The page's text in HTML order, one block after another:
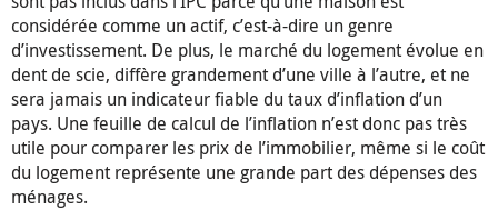
considérée comme un actif, c’est-à-dire un genre
d’investissement. De plus, le marché du logement évolue en
dent de scie, diffère grandement d’une ville à l’autre, et ne
sera jamais un indicateur fiable du taux d’inflation d’un
pays. Une feuille de calcul de l’inflation n’est donc pas très
utile pour comparer les prix de l’immobilier, même si le coût
du logement représente une grande part des dépenses des
ménages.